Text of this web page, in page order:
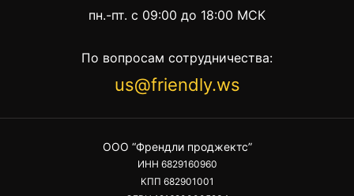
пн.-пт. с 09:00 до 18:00 МСК
По вопросам сотрудничества:
us@friendly.ws
ООО “Френдли проджектс”
ИНН 6829160960
КПП 682901001